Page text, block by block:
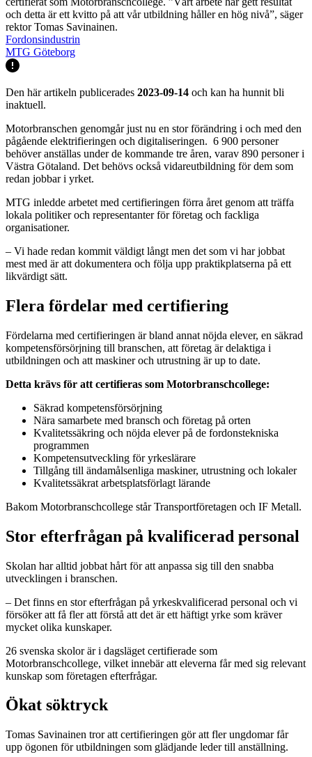
och detta är ett kvitto på att vår utbildning håller en hög nivå”, säger
rektor Tomas Savinainen.
Fordonsindustrin
MTG Göteborg
Den här artikeln publicerades 2023-09-14 och kan ha hunnit bli
inaktuell.
Motorbranschen genomgår just nu en stor förändring i och med den
pågående elektrifieringen och digitaliseringen. 6 900 personer
behöver anställas under de kommande tre åren, varav 890 personer i
Västra Götaland. Det behövs också vidareutbildning för dem som
redan jobbar i yrket.
MTG inledde arbetet med certifieringen förra året genom att träffa
lokala politiker och representanter för företag och fackliga
organisationer.
– Vi hade redan kommit väldigt långt men det som vi har jobbat
mest med är att dokumentera och följa upp praktikplatserna på ett
likvärdigt sätt.
Flera fördelar med certifiering
Fördelarna med certifieringen är bland annat nöjda elever, en säkrad
kompetensförsörjning till branschen, att företag är delaktiga i
utbildningen och att maskiner och utrustning är up to date.
Detta krävs för att certifieras som Motorbranschcollege:
Säkrad kompetensförsörjning
Nära samarbete med bransch och företag på orten
Kvalitetssäkring och nöjda elever på de fordonstekniska
programmen
Kompetensutveckling för yrkeslärare
Tillgång till ändamålsenliga maskiner, utrustning och lokaler
Kvalitetssäkrat arbetsplatsförlagt lärande
Bakom Motorbranschcollege står Transportföretagen och IF Metall.
Stor efterfrågan på kvalificerad personal
Skolan har alltid jobbat hårt för att anpassa sig till den snabba
utvecklingen i branschen.
– Det finns en stor efterfrågan på yrkeskvalificerad personal och vi
försöker att få fler att förstå att det är ett häftigt yrke som kräver
mycket olika kunskaper.
26 svenska skolor är i dagsläget certifierade som
Motorbranschcollege, vilket innebär att eleverna får med sig relevant
kunskap som företagen efterfrågar.
Ökat söktryck
Tomas Savinainen tror att certifieringen gör att fler ungdomar får
upp ögonen för utbildningen som glädjande leder till anställning.